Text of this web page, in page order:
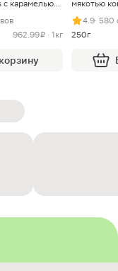
с карамелью
962.99 ₽ · 1кг
мякотью
4.9· 580
250г